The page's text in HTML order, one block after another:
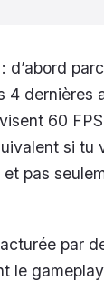
d’abord
dernières
60
si tu
pas
par
le